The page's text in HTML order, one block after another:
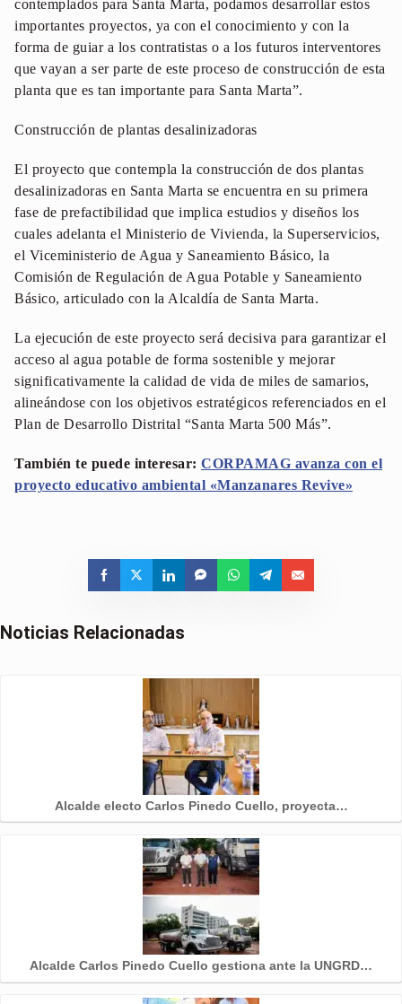
contemplados para Santa Marta, podamos desarrollar estos
importantes proyectos, ya con el conocimiento y con la
forma de guiar a los contratistas o a los futuros interventores
que vayan a ser parte de este proceso de construcción de esta
planta que es tan importante para Santa Marta”.
Construcción de plantas desalinizadoras
El proyecto que contempla la construcción de dos plantas
desalinizadoras en Santa Marta se encuentra en su primera
fase de prefactibilidad que implica estudios y diseños los
cuales adelanta el Ministerio de Vivienda, la Superservicios,
el Viceministerio de Agua y Saneamiento Básico, la
Comisión de Regulación de Agua Potable y Saneamiento
Básico, articulado con la Alcaldía de Santa Marta.
La ejecución de este proyecto será decisiva para garantizar el
acceso al agua potable de forma sostenible y mejorar
significativamente la calidad de vida de miles de samarios,
alineándose con los objetivos estratégicos referenciados en el
Plan de Desarrollo Distrital “Santa Marta 500 Más”.
También te puede interesar: CORPAMAG avanza con el
proyecto educativo ambiental «Manzanares Revive»
Noticias Relacionadas
Alcalde electo Carlos Pinedo Cuello, proyecta…
Alcalde Carlos Pinedo Cuello gestiona ante la UNGRD…